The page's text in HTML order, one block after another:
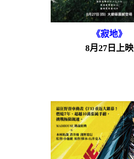
《寂地》
8月27日上映